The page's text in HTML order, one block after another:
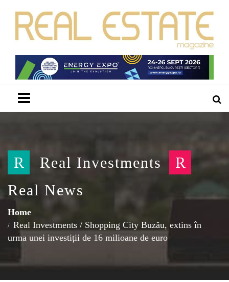
R Real Investments
R
Real News
Home
Real Investments / Shopping City Buzău, extins în
urma unei investiții de 16 milioane de euro